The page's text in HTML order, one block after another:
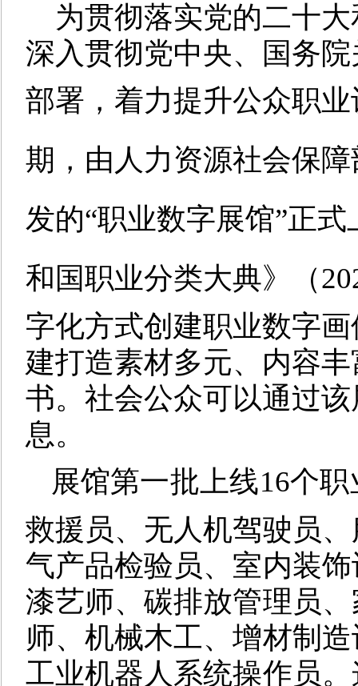
为贯彻落实党的二十
深入贯彻党中央、国务院
部署 ， 着力提升公众职
期，由人力资源社会保
发的“职业数字展馆”正
和国职业分类大典》（
字化方式创建职业数字
建打造素材多元、内容
书。 社会公众可以通过
息。
展馆第一批上线16个职
救援员、 无人机驾驶员、
气产品检验员、 室内装
漆艺师、 碳排放管理员、
师、 机械木工、增材制
工业机器人系统操作员